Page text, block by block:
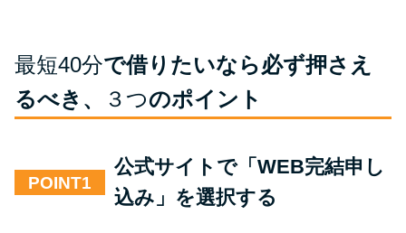
最短40分で借りたいなら必ず押さえ
るべき、
３つのポイント
POINT
公式サイトで「WEB完結申し
込み」を選択する